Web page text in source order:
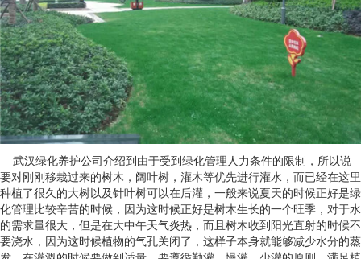
武汉绿化养护公司介绍到由于受到绿化管理人力条件的限制，所以说
要对刚刚移栽过来的树木，阔叶树，灌木等优先进行灌水，而已经在这里
种植了很久的大树以及针叶树可以在后灌，一般来说夏天的时候正好是绿
化管理比较辛苦的时候，因为这时候正好是树木生长的一个旺季，对于水
的需求量很大，但是在大中午天气炎热，而且树木收到阳光直射的时候不
要浇水，因为这时候植物的气孔关闭了，这样子本身就能够减少水分的蒸